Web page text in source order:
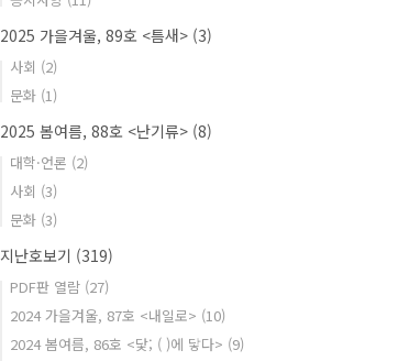
2025 가을겨울, 89호 <틈새> (3)
사회 (2)
문화 (1)
2025 봄여름, 88호 <난기류> (8)
대학·언론 (2)
사회 (3)
문화 (3)
지난호보기 (319)
PDF판 열람 (27)
2024 가을겨울, 87호 <내일로> (10)
2024 봄여름, 86호 <닻; ( )에 닿다> (9)